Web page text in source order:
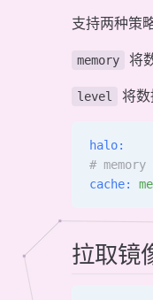
支持两种策略
memory 将
level 将
halo:
#
cache:
拉取镜